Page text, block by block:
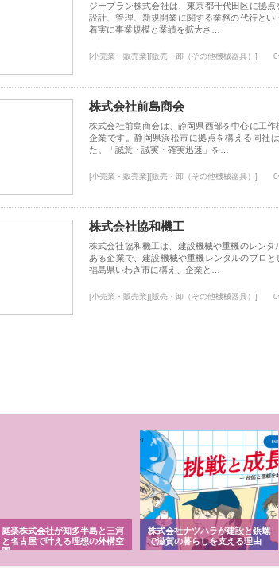
ジープラン株式会社は、東京都千代田区に拠
設計、管理、新規開業に関する業務の代行とい
着実に事業規模と業績を拡大さ…
[小売業・販売業][販売・卸（その他機械器具）]
株式会社前島商会
株式会社前島商会は、静岡県西部を中心に工
企業です。静岡県浜松市に拠点を構える同社
た。「誠意・誠実・確実迅速」を…
[小売業・販売業][販売・卸（その他機械器具）]
株式会社協和機工
株式会社協和機工は、建設機械や重機のレン
ある企業で、建設機械や重機レンタルのプロ
福島県いわき市に構え、企業と…
[小売業・販売業][販売・卸（その他機械器具）]
庭楽株式会社が知多半島と三河
と名古屋で叶える理想の外構空
間
株式会社ナツハラが建設と鋲螺
で滋賀の暮らしを支える理由